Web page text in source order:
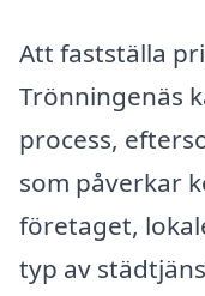
Att fastställa
Trönningenäs
process,
som påverkar
företaget,
typ av